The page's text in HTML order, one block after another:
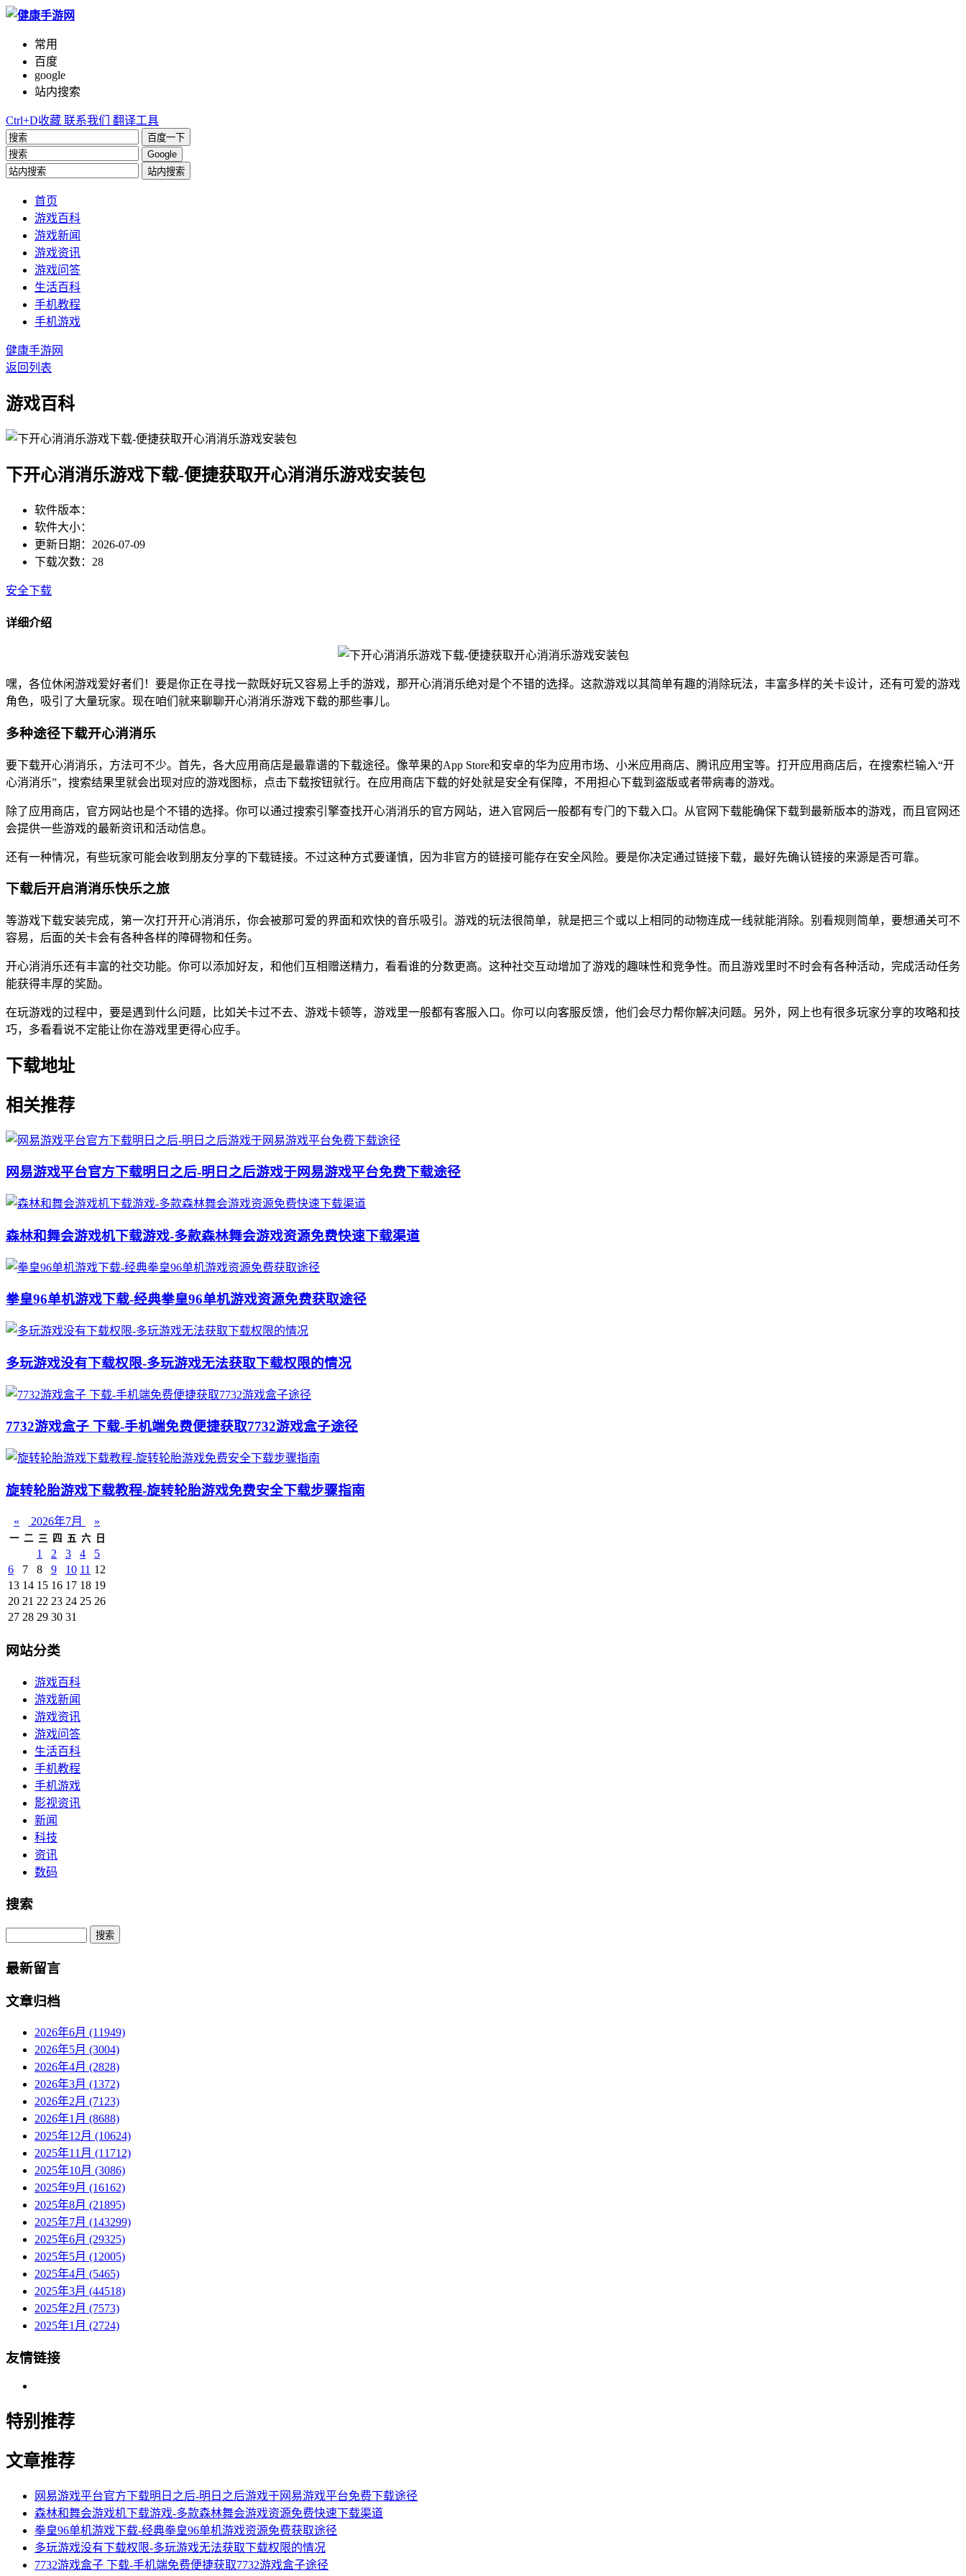
常用
百度
google
站内搜索
Ctrl+D收藏 联系我们 翻译工具
百度一下
Google
站内搜索
首页
游戏百科
游戏新闻
游戏资讯
游戏问答
生活百科
手机教程
手机游戏
健康手游网
返回列表
游戏百科
下开心消消乐游戏下载-便捷获取开心消消乐游戏安装包
软件版本：
软件大小：
更新日期：2026-07-09
下载次数：28
安全下载
详细介绍
嘿，各位休闲游戏爱好者们！要是你正在寻找一款既好玩又容易上手的游戏，那开心消消乐绝对是个不错的选择。这款游戏以其简单有趣的消除玩法，丰富多样的关卡设计，还有可爱的游戏
角色，吸引了大量玩家。现在咱们就来聊聊开心消消乐游戏下载的那些事儿。
多种途径下载开心消消乐
要下载开心消消乐，方法可不少。首先，各大应用商店是最靠谱的下载途径。像苹果的App Store和安卓的华为应用市场、小米应用商店、腾讯应用宝等。打开应用商店后，在搜索栏输入“开
心消消乐”，搜索结果里就会出现对应的游戏图标，点击下载按钮就行。在应用商店下载的好处就是安全有保障，不用担心下载到盗版或者带病毒的游戏。
除了应用商店，官方网站也是个不错的选择。你可以通过搜索引擎查找开心消消乐的官方网站，进入官网后一般都有专门的下载入口。从官网下载能确保下载到最新版本的游戏，而且官网还
会提供一些游戏的最新资讯和活动信息。
还有一种情况，有些玩家可能会收到朋友分享的下载链接。不过这种方式要谨慎，因为非官方的链接可能存在安全风险。要是你决定通过链接下载，最好先确认链接的来源是否可靠。
下载后开启消消乐快乐之旅
等游戏下载安装完成，第一次打开开心消消乐，你会被那可爱的界面和欢快的音乐吸引。游戏的玩法很简单，就是把三个或以上相同的动物连成一线就能消除。别看规则简单，要想通关可不
容易，后面的关卡会有各种各样的障碍物和任务。
开心消消乐还有丰富的社交功能。你可以添加好友，和他们互相赠送精力，看看谁的分数更高。这种社交互动增加了游戏的趣味性和竞争性。而且游戏里时不时会有各种活动，完成活动任务
能获得丰厚的奖励。
在玩游戏的过程中，要是遇到什么问题，比如关卡过不去、游戏卡顿等，游戏里一般都有客服入口。你可以向客服反馈，他们会尽力帮你解决问题。另外，网上也有很多玩家分享的攻略和技
巧，多看看说不定能让你在游戏里更得心应手。
下载地址
相关推荐
网易游戏平台官方下载明日之后-明日之后游戏于网易游戏平台免费下载途径
森林和舞会游戏机下载游戏-多款森林舞会游戏资源免费快速下载渠道
拳皇96单机游戏下载-经典拳皇96单机游戏资源免费获取途径
多玩游戏没有下载权限-多玩游戏无法获取下载权限的情况
7732游戏盒子 下载-手机端免费便捷获取7732游戏盒子途径
旋转轮胎游戏下载教程-旋转轮胎游戏免费安全下载步骤指南
« 2026年7月 »
一 二 三 四 五 六 日
1 2 3 4
5
6
7 8 9 10 11 12
13 14 15 16 17 18 19
20 21 22 23 24 25 26
27 28 29 30 31
网站分类
游戏百科
游戏新闻
游戏资讯
游戏问答
生活百科
手机教程
手机游戏
影视资讯
新闻
科技
资讯
数码
搜索
Search
最新留言
文章归档
2026年6月 (11949)
2026年5月 (3004)
2026年4月 (2828)
2026年3月 (1372)
2026年2月 (7123)
2026年1月 (8688)
2025年12月 (10624)
2025年11月 (11712)
2025年10月 (3086)
2025年9月 (16162)
2025年8月 (21895)
2025年7月 (143299)
2025年6月 (29325)
2025年5月 (12005)
2025年4月 (5465)
2025年3月 (44518)
2025年2月 (7573)
2025年1月 (2724)
友情链接
特别推荐
文章推荐
网易游戏平台官方下载明日之后-明日之后游戏于网易游戏平台免费下载途径
森林和舞会游戏机下载游戏-多款森林舞会游戏资源免费快速下载渠道
拳皇96单机游戏下载-经典拳皇96单机游戏资源免费获取途径
多玩游戏没有下载权限-多玩游戏无法获取下载权限的情况
7732游戏盒子 下载-手机端免费便捷获取7732游戏盒子途径